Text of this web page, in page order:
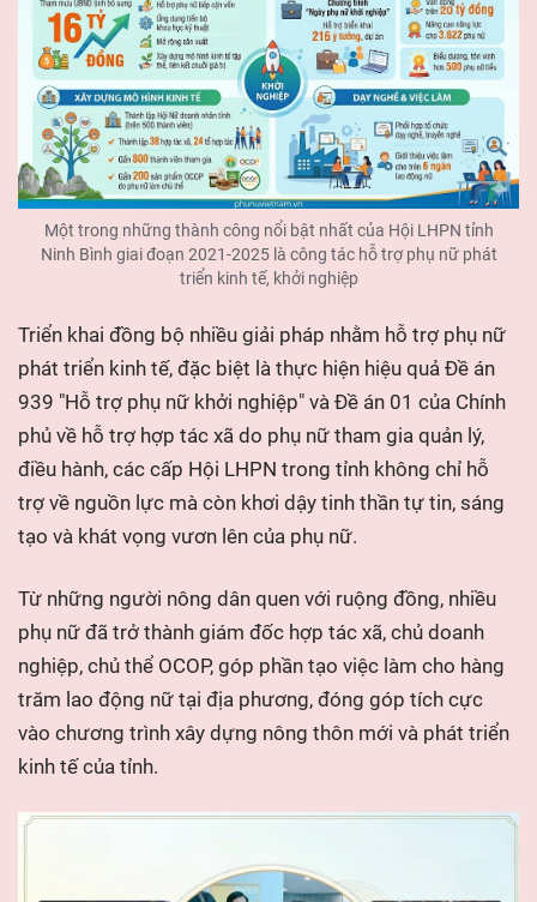
Một trong những thành công nổi bật nhất của Hội LHPN tỉnh
Ninh Bình giai đoạn 2021-2025 là công tác hỗ trợ phụ nữ phát
triển kinh tế, khởi nghiệp
Triển khai đồng bộ nhiều giải pháp nhằm hỗ trợ phụ nữ
phát triển kinh tế, đặc biệt là thực hiện hiệu quả Đề án
939 "Hỗ trợ phụ nữ khởi nghiệp" và Đề án 01 của Chính
phủ về hỗ trợ hợp tác xã do phụ nữ tham gia quản lý,
điều hành, các cấp Hội LHPN trong tỉnh không chỉ hỗ
trợ về nguồn lực mà còn khơi dậy tinh thần tự tin, sáng
tạo và khát vọng vươn lên của phụ nữ.
Từ những người nông dân quen với ruộng đồng, nhiều
phụ nữ đã trở thành giám đốc hợp tác xã, chủ doanh
nghiệp, chủ thể OCOP, góp phần tạo việc làm cho hàng
trăm lao động nữ tại địa phương, đóng góp tích cực
vào chương trình xây dựng nông thôn mới và phát triển
kinh tế của tỉnh.